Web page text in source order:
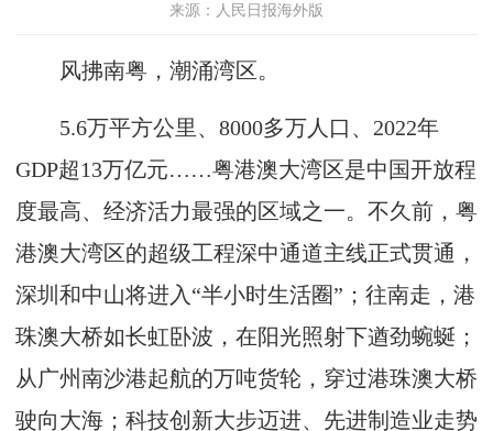
来源：人民日报海外版
风拂南粤，潮涌湾区。
5.6万平方公里、8000多万人口、2022年
GDP超13万亿元……粤港澳大湾区是中国开放程
度最高、经济活力最强的区域之一。不久前，粤
港澳大湾区的超级工程深中通道主线正式贯通，
深圳和中山将进入“半小时生活圈”；往南走，港
珠澳大桥如长虹卧波，在阳光照射下遒劲蜿蜒；
从广州南沙港起航的万吨货轮，穿过港珠澳大桥
驶向大海；科技创新大步迈进、先进制造业走势